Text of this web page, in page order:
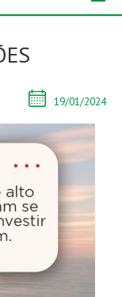
19/01/2024